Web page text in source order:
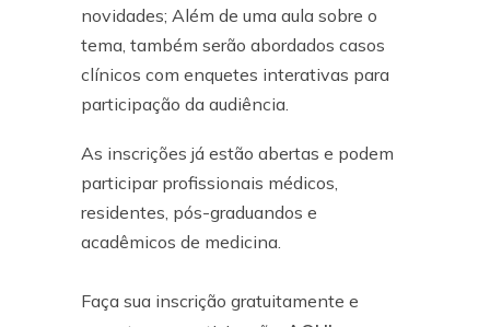
novidades; Além de uma aula sobre o
tema, também serão abordados casos
clínicos com enquetes interativas para
participação da audiência.
As inscrições já estão abertas e podem
participar profissionais médicos,
residentes, pós-graduandos e
acadêmicos de medicina.
Faça sua inscrição gratuitamente e